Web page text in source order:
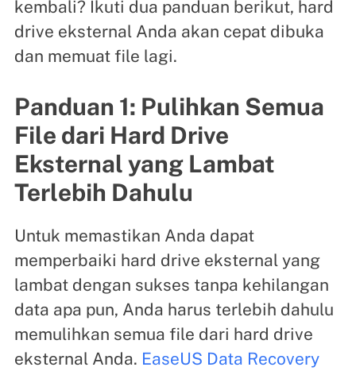
kembali? Ikuti dua panduan berikut, hard
drive eksternal Anda akan cepat dibuka
dan memuat file lagi.
Panduan 1: Pulihkan Semua
File dari Hard Drive
Eksternal yang Lambat
Terlebih Dahulu
Untuk memastikan Anda dapat
memperbaiki hard drive eksternal yang
lambat dengan sukses tanpa kehilangan
data apa pun, Anda harus terlebih dahulu
memulihkan semua file dari hard drive
eksternal Anda. EaseUS Data Recovery